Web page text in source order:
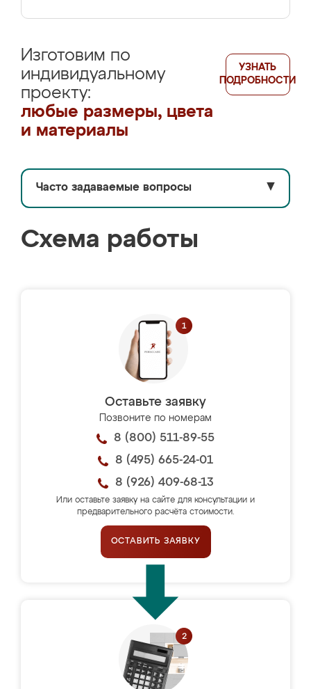
Изготовим по
индивидуальному
проекту:
любые размеры, цвета
и материалы
УЗНАТЬ
ПОДРОБНОСТИ
Часто задаваемые вопросы ▼
Схема работы
Оставьте заявку
Позвоните по номерам
8 (800) 511-89-55
8 (495) 665-24-01
8 (926) 409-68-13
Или оставьте заявку на сайте для консультации и
предварительного расчёта стоимости.
ОСТАВИТЬ ЗАЯВКУ